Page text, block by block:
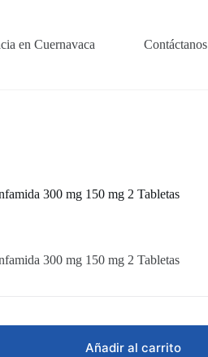
en Cuernavaca Contáctanos
300 mg 150 mg 2 Tabletas
300 mg 150 mg 2 Tabletas
Añadir al carrito